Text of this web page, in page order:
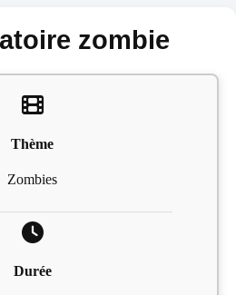
zombie
Thème
Zombies
Durée